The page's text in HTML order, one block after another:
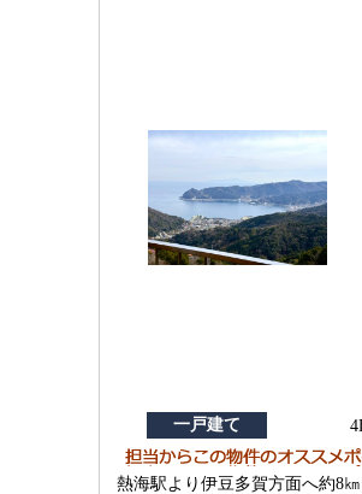
一戸建て
熱海駅より伊豆多賀方面へ約8